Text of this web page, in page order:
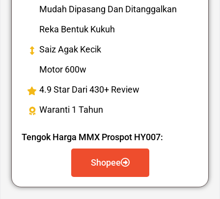
Mudah Dipasang Dan Ditanggalkan
Reka Bentuk Kukuh
Saiz Agak Kecik
Motor 600w
4.9 Star Dari 430+ Review
Waranti 1 Tahun
Tengok Harga MMX Prospot HY007:
Shopee